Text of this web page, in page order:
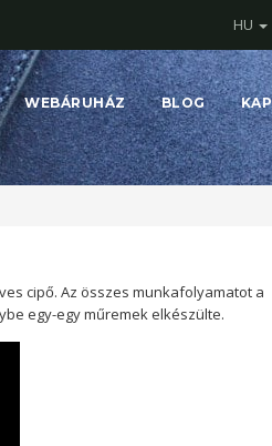
HU
WEBÁRUHÁZ BLOG
cipő. Az összes munkafolyamatot a
egy-egy műremek elkészülte.